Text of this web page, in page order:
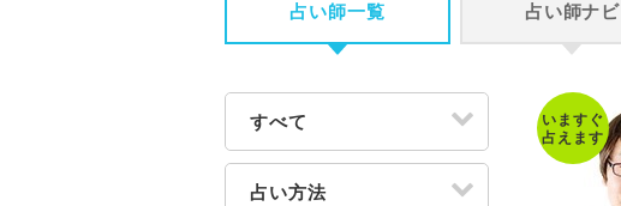
占い師一覧 占い師ナビ
すべて
占い方法
いますぐ
占えます